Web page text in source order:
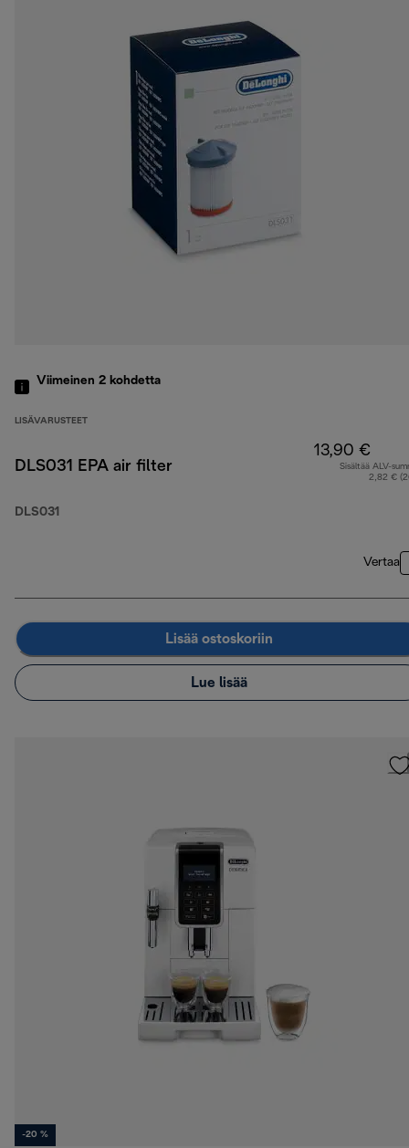
Viimeinen 2 kohdetta
LISÄVARUSTEET
DLS031 EPA air filter
DLS031
13,90 €
Sisältää ALV-
2,82 €
Vertaa
Lisää ostoskoriin
Lue lisää
-20 %